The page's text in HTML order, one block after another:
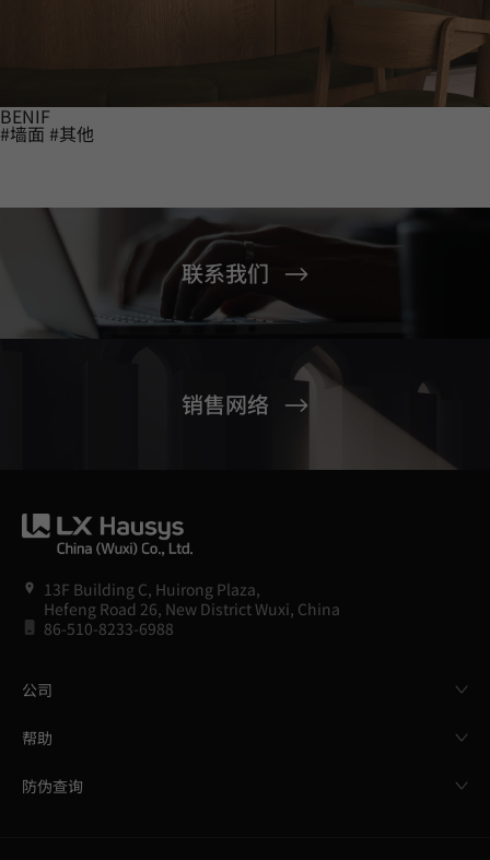
BENIF
#墙面 #其他
联系我们
销售网络
13F Building C, Huirong Plaza,
Hefeng Road 26, New District Wuxi, China
86-510-8233-6988
公司
帮助
防伪查询